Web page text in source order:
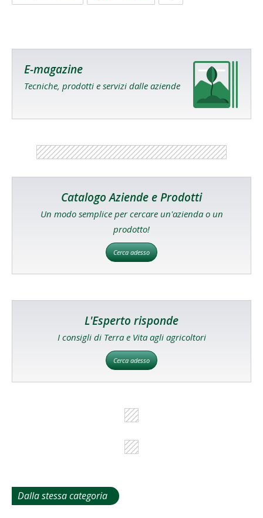
E-magazine
Tecniche, prodotti e servizi dalle aziende
Catalogo Aziende e Prodotti
Un modo semplice per cercare un'azienda o un
prodotto!
Cerca adesso
L'Esperto risponde
I consigli di Terra e Vita agli agricoltori
Cerca adesso
Dalla stessa categoria